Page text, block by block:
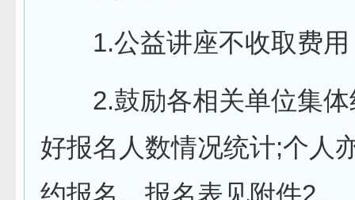
1.公益讲座不收取费用
2.鼓励各相关单位集体
好报名人数情况统计;个人
约报名。报名表见附件2。